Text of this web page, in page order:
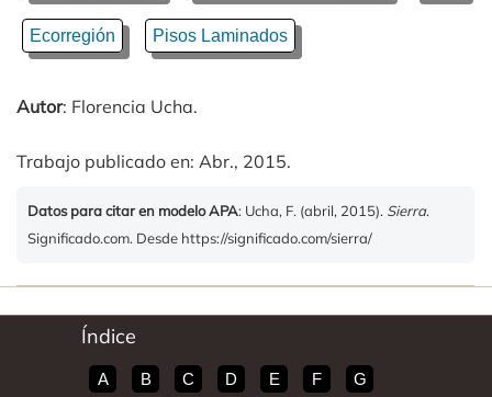
Ecorregión Pisos Laminados
Autor: Florencia Ucha.
Trabajo publicado en: Abr., 2015.
Datos para citar en modelo APA: Ucha, F. (abril, 2015). Sierra.
Significado.com. Desde https://significado.com/sierra/
Índice
A B C D E F G